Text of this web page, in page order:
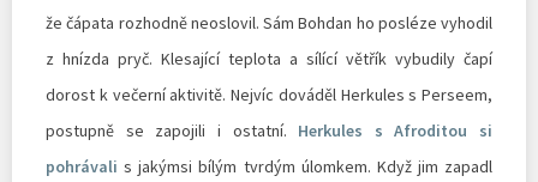
že čápata rozhodně neoslovil. Sám Bohdan ho posléze vyhodil
z hnízda pryč. Klesající teplota a sílící větřík vybudily čapí
dorost k večerní aktivitě. Nejvíc dováděl Herkules s Perseem,
postupně se zapojili i ostatní. Herkules s Afroditou si
pohrávali s jakýmsi bílým tvrdým úlomkem. Když jim zapadl